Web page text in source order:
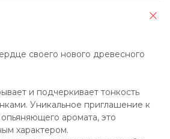
своего нового древесного
и подчеркивает тонкость
Уникальное приглашение к
аромата, это
характером.